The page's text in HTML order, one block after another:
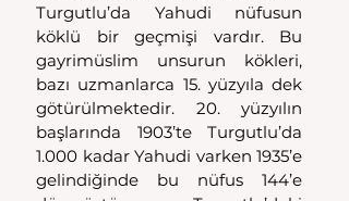
Turgutlu’da Yahudi nüfusun
köklü bir geçmişi vardır. Bu
gayrimüslim unsurun kökleri,
bazı uzmanlarca 15. yüzyıla dek
götürülmektedir. 20. yüzyılın
başlarında 1903’te Turgutlu’da
1.000 kadar Yahudi varken 1935’e
gelindiğinde bu nüfus 144’e